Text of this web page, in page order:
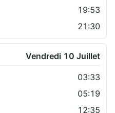
19:53
21:30
Vendredi 10 Juillet
03:33
05:19
12:35